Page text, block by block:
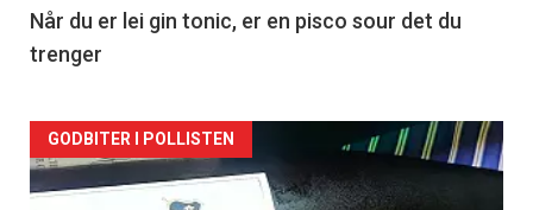
2
Når du er lei gin tonic, er en pisco sour det du
trenger
Forsiden
akkurat
GODBITER I POLLISTEN